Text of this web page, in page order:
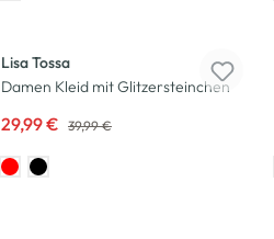
Lisa Tossa
Damen Kleid mit Glitzersteinchen
29,99 € 39,99 €